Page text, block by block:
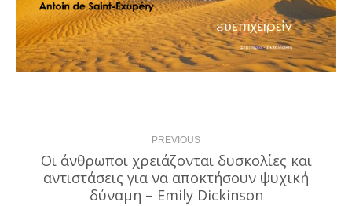
navigation PREVIOUS
Previous
post:
Οι άνθρωποι χρειάζονται δυσκολίες και
αντιστάσεις για να αποκτήσουν ψυχική
δύναμη – Emily Dickinson